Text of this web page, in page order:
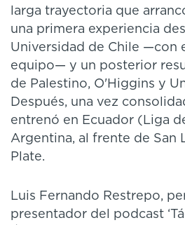
larga trayectoria que
una primera experiencia
Universidad de Chile —con
equipo— y un posterior
de Palestino, O'Higgins y
Después, una vez
entrenó en Ecuador (Liga
Argentina, al frente de San
Plate.
Luis Fernando Restrepo,
presentador del podcast